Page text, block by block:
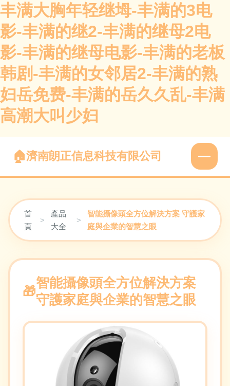
丰满大胸年轻继坶-丰满的3电
影-丰满的继2-丰满的继母2电
影-丰满的继母电影-丰满的老板
韩剧-丰满的女邻居2-丰满的熟
妇岳免费-丰满的岳久久乱-丰满
高潮大叫少妇
濟南朗正信息科技有限公司
首
頁
>
產品
大全
>
智能攝像頭全方位解決方案 守護家
庭與企業的智慧之眼
智能攝像頭全方位解決方案
守護家庭與企業的智慧之眼